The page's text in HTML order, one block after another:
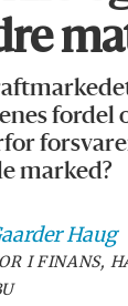
fordel
marked?
Haug
I FINANS,